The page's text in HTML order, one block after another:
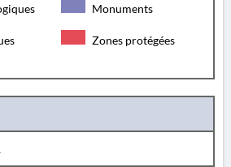
Monuments
Zones protégées